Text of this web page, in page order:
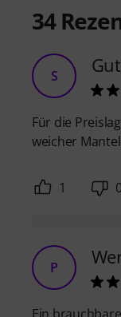
34
S
Für die
weicher
1 0
P